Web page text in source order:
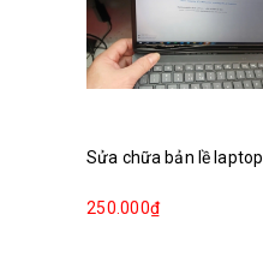
Sửa chữa bản lề laptop
250.000₫